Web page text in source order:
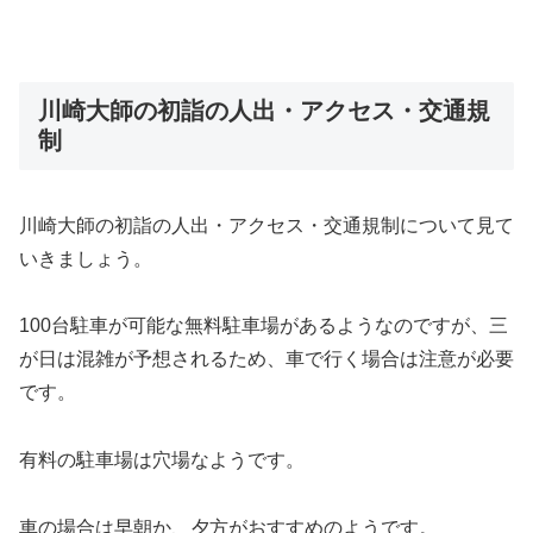
川崎大師の初詣の人出・アクセス・交通規
制
川崎大師の初詣の人出・アクセス・交通規制について見て
いきましょう。
100台駐車が可能な無料駐車場があるようなのですが、三
が日は混雑が予想されるため、車で行く場合は注意が必要
です。
有料の駐車場は穴場なようです。
車の場合は早朝か、夕方がおすすめのようです。